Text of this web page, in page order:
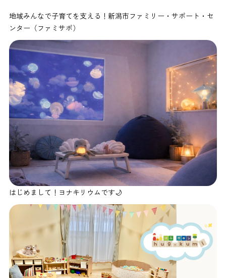
地域みんなで子育てを支える！新潟市ファミリー・サポート・セ
ンター（ファミサポ）
はじめまして！ヨナキリウムです🌙